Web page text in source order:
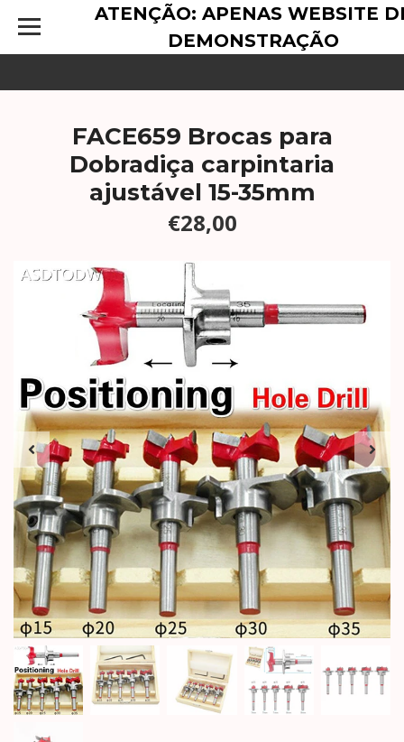
ATENÇÃO: APENAS WEBSITE
DEMONSTRAÇÃO
FACE659 Brocas para
Dobradiça carpintaria
ajustável 15-35mm
€28,00